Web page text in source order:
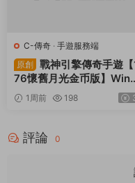
C-傳奇 · 手遊服務端
原創
戰神引擎傳奇手遊【
76懷舊月光金币版】Win
鍵服務端+安卓蘋果雙端
M授權物品後台+視頻架
1周前 198
評論 0